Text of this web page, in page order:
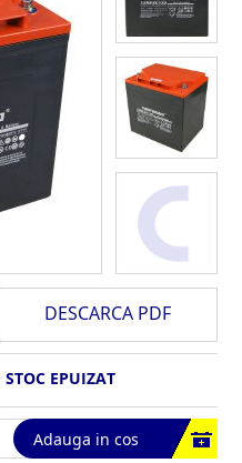
DESCARCA PDF
STOC EPUIZAT
Adauga in cos